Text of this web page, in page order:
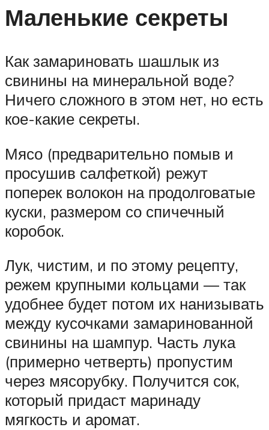
Маленькие секреты
Как замариновать шашлык из
свинины на минеральной воде?
Ничего сложного в этом нет, но есть
кое-какие секреты.
Мясо (предварительно помыв и
просушив салфеткой) режут
поперек волокон на продолговатые
куски, размером со спичечный
коробок.
Лук, чистим, и по этому рецепту,
режем крупными кольцами — так
удобнее будет потом их нанизывать
между кусочками замаринованной
свинины на шампур. Часть лука
(примерно четверть) пропустим
через мясорубку. Получится сок,
который придаст маринаду
мягкость и аромат.